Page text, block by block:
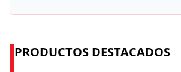
PRODUCTOS DESTACADOS